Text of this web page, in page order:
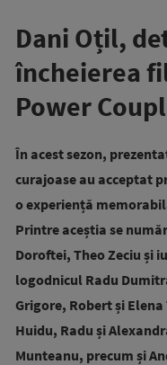
Dani Oțil,
încheierea
Power
În acest sezon,
curajoase au acceptat
o experiență
Printre aceștia se
Doroftei, Theo Zeciu și
logodnicul Radu
Grigore, Robert și Elena
Huidu, Radu și
Munteanu, precum și